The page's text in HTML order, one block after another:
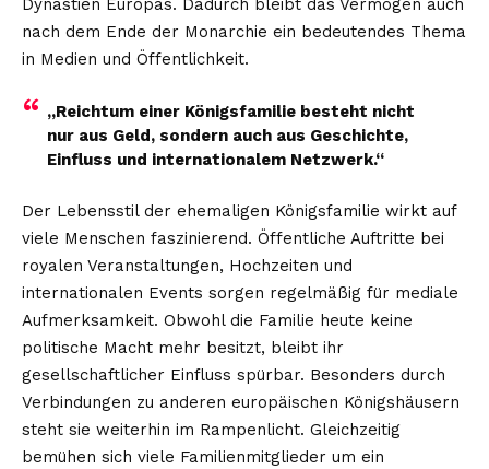
Dynastien Europas. Dadurch bleibt das Vermögen auch
nach dem Ende der Monarchie ein bedeutendes Thema
in Medien und Öffentlichkeit.
„Reichtum einer Königsfamilie besteht nicht
nur aus Geld, sondern auch aus Geschichte,
Einfluss und internationalem Netzwerk.“
Der Lebensstil der ehemaligen Königsfamilie wirkt auf
viele Menschen faszinierend. Öffentliche Auftritte bei
royalen Veranstaltungen, Hochzeiten und
internationalen Events sorgen regelmäßig für mediale
Aufmerksamkeit. Obwohl die Familie heute keine
politische Macht mehr besitzt, bleibt ihr
gesellschaftlicher Einfluss spürbar. Besonders durch
Verbindungen zu anderen europäischen Königshäusern
steht sie weiterhin im Rampenlicht. Gleichzeitig
bemühen sich viele Familienmitglieder um ein